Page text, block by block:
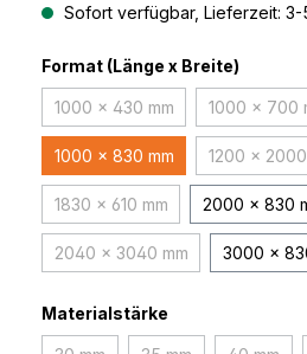
Sofort verfügbar, Lieferzeit: 3-
Format (Länge x Breite)
1000 x 430 mm(Diese Option ist zurzeit
1000 x 700
1000 x 830 mm 1200 x 2000
1830 x 610 mm(Diese Option ist zurzeit
2000 x 830
2040 x 3040 mm(Diese Option ist zurzeit
3000 x
Materialstärke